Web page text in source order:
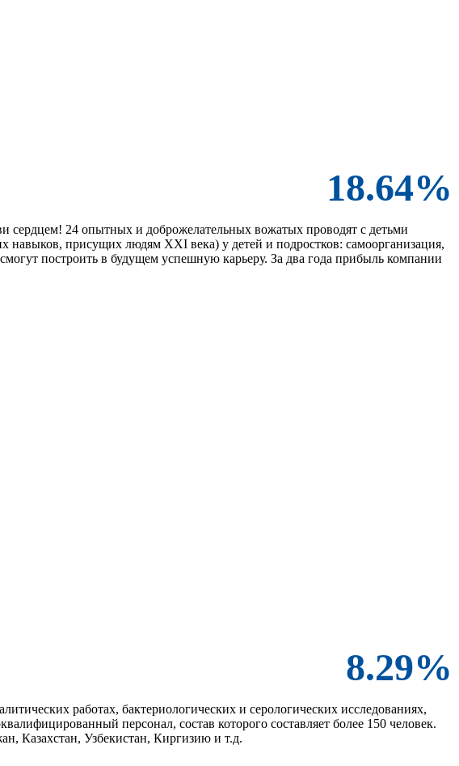
18.64%
сердцем! 24 опытных и доброжелательных вожатых проводят с детьми
навыков, присущих людям XXI века) у детей и подростков: самоорганизация,
построить в будущем успешную карьеру. За два года прибыль компании
8.29%
работах, бактериологических и серологических исследованиях,
персонал, состав которого составляет более 150 человек.
Казахстан, Узбекистан, Киргизию и т.д.